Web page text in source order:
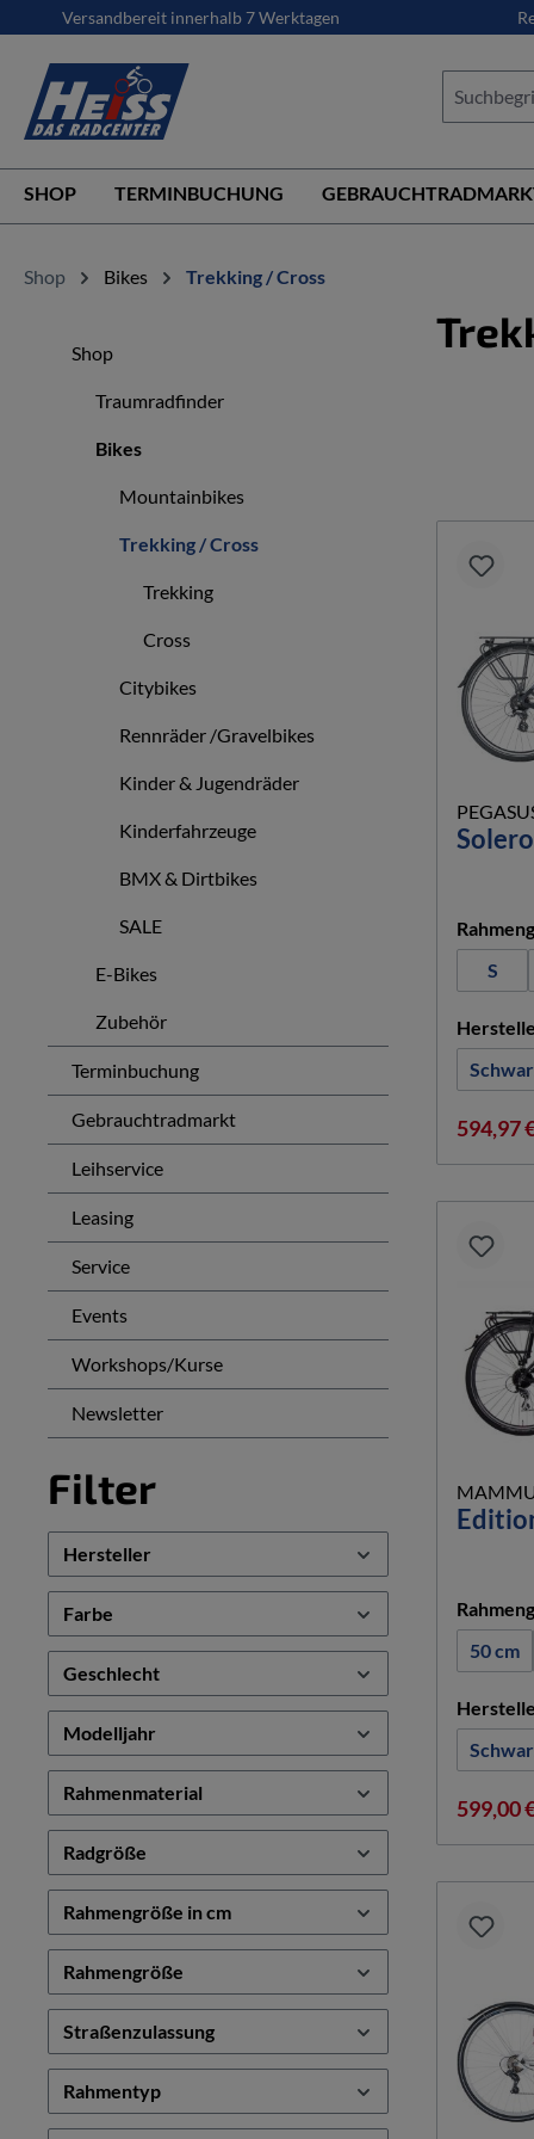
Zur Hauptnavigation springen
Versandbereit innerhalb 7 Werktagen
SHOP TERMINBUCHUNG
Shop Bikes Trekking / Cross
Shop
Traumradfinder
Bikes
Mountainbikes
Trekking / Cross
Trekking
Cross
Citybikes
Rennräder /Gravelbikes
Kinder & Jugendräder
Kinderfahrzeuge
BMX & Dirtbikes
SALE
E-Bikes
Zubehör
Terminbuchung
Gebrauchtradmarkt
Leihservice
Leasing
Service
Events
Workshops/Kurse
Newsletter
Filter
Hersteller
Farbe
Geschlecht
Modelljahr
Rahmenmaterial
Radgröße
Rahmengröße in cm
Rahmengröße
Straßenzulassung
Rahmentyp
S
594,97
50 cm
599,00